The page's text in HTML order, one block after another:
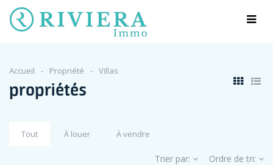
Accueil Propriété Villas
propriétés
Tout À louer À vendre
Trier par: Ordre de tri: